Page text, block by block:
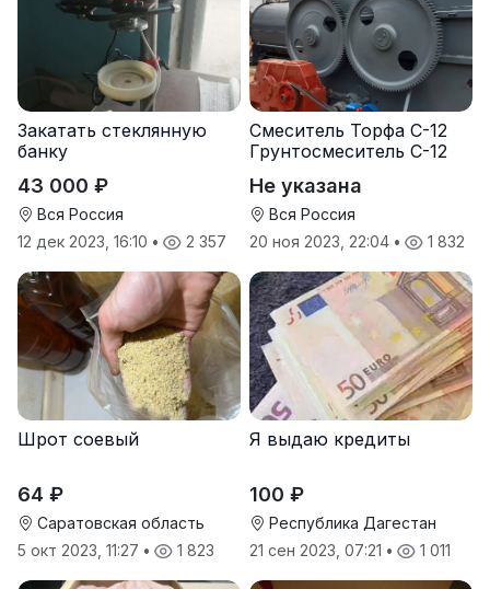
Закатать стеклянную
банку
43 000 ₽
Вся Россия
12 дек 2023, 16:10 • 2 357
Смеситель Торфа С-12
Грунтосмеситель С-12
Не указана
Вся Россия
20 ноя 2023, 22:04 • 1 832
Шрот соевый
64 ₽
Саратовская область
5 окт 2023, 11:27 • 1 823
Я выдаю кредиты
100 ₽
Республика Дагестан
21 сен 2023, 07:21 • 1 011